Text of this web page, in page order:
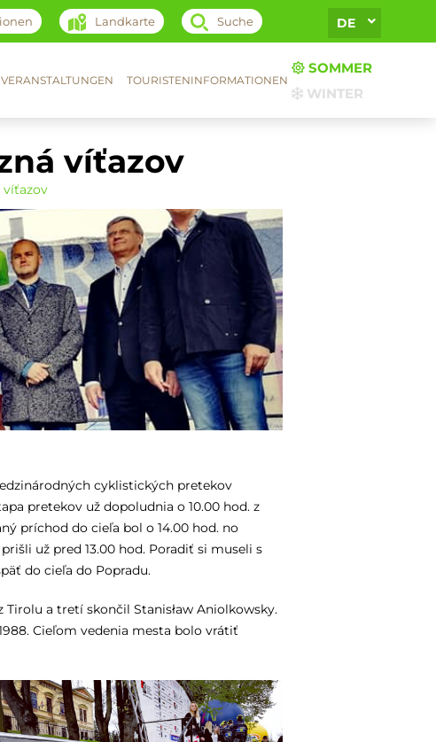
Landkarte Suche DE
VERANSTALTUNGEN TOURISTENINFORMATIONEN
SOMMER
WINTER
víťazov
víťazov
cyklistických pretekov
pretekov už dopoludnia o 10.00 hod. z
príchod do cieľa bol o 14.00 hod. no
už pred 13.00 hod. Poradiť si museli s
do cieľa do Popradu.
a tretí skončil Stanisław Aniolkowsky.
Cieľom vedenia mesta bolo vrátiť